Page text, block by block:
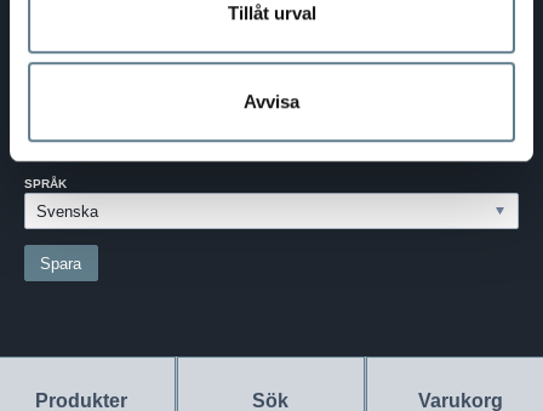
Tillåt urval
Avvisa
Produkter Sök Varukorg
SVERIGE - SEK
SVERIGE
SPRÅK